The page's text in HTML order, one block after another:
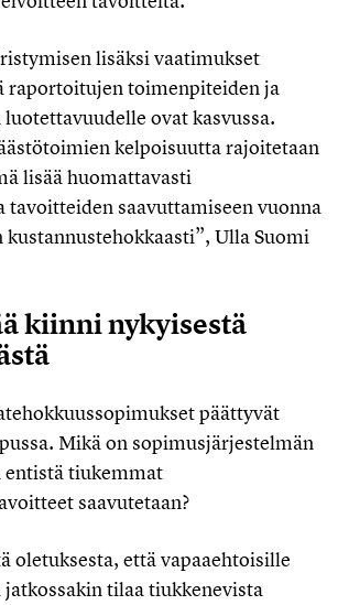
lisäksi vaatimukset
raportoitujen toimenpiteiden ja
ovat kasvussa.
kelpoisuutta rajoitetaan
lisää huomattavasti
tavoitteiden saavuttamiseen vuonna
kustannustehokkaasti”, Ulla Suomi
kiinni nykyisestä
päättyvät
Mikä on sopimusjärjestelmän
tiukemmat
saavutetaan?
oletuksesta, että vapaaehtoisille
tilaa tiukkenevista